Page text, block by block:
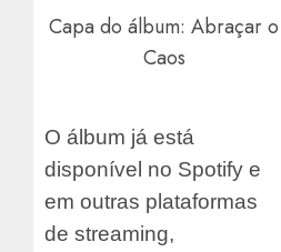
Capa do álbum: Abraçar o
Caos
O álbum já está
disponível no Spotify e
em outras plataformas
de streaming,